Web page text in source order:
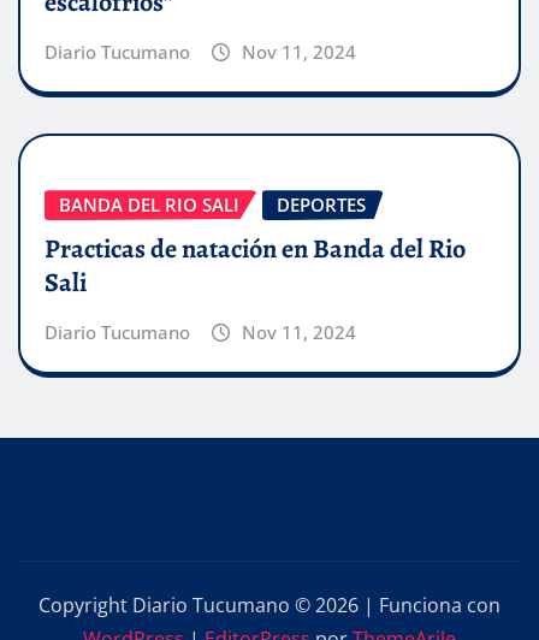
Diario Tucumano Nov 11, 2024
BANDA DEL RIO SALI DEPORTES
Practicas de natación en Banda del Rio
Sali
Diario Tucumano Nov 11, 2024
Copyright Diario Tucumano © 2026 | Funciona con